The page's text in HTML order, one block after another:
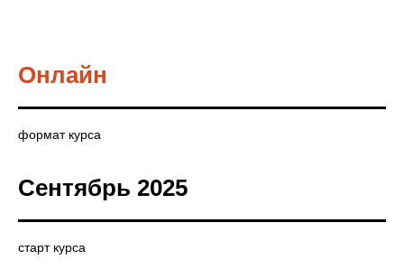
Онлайн
формат курса
Сентябрь 2025
старт курса